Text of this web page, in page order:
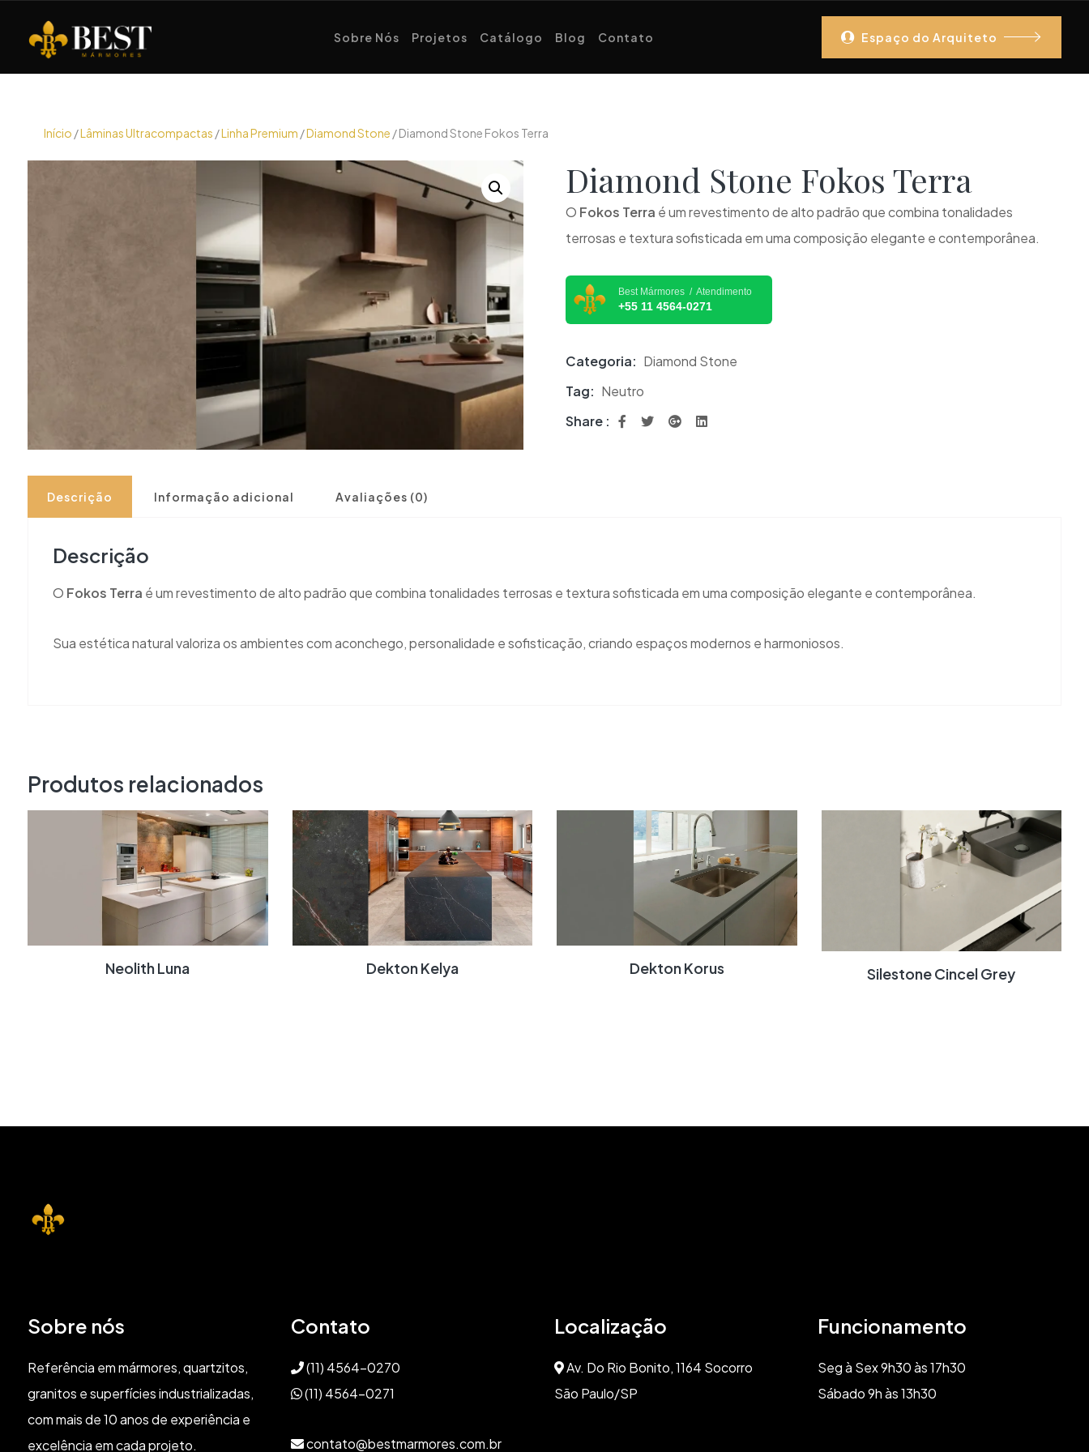
Sobre Nós Projetos Catálogo Blog Contato Espaço do Arquiteto
Início /Lâminas Ultracompactas /Linha Premium /Diamond Stone / Diamond Stone Fokos Terra
Diamond Stone Fokos Terra
O Fokos Terra é um revestimento de alto padrão que combina tonalidades
terrosas e textura sofisticada em uma composição elegante e contemporânea.
Best Mármores / Atendimento
+55 11 4564-0271
Categoria: Diamond Stone
Tag: Neutro
Share :
Descrição Informação adicional Avaliações (0)
Descrição
O Fokos Terra é um revestimento de alto padrão que combina tonalidades terrosas e textura sofisticada em uma composição elegante e contemporânea.
Sua estética natural valoriza os ambientes com aconchego, personalidade e sofisticação, criando espaços modernos e harmoniosos.
Produtos relacionados
Neolith Luna Dekton Kelya Dekton Korus Silestone Cincel Grey
Sobre nós
Referência em mármores, quartzitos,
granitos e superfícies industrializadas,
com mais de 10 anos de experiência e
excelência em cada projeto.
Contato
(11) 4564-0270
(11) 4564-0271
contato@bestmarmores.com.br
Localização
Av. Do Rio Bonito, 1164 Socorro
São Paulo/SP
Funcionamento
Seg à Sex 9h30 às 17h30
Sábado 9h às 13h30